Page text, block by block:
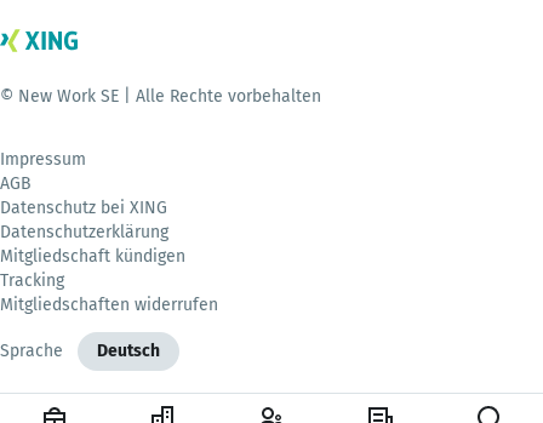
© New Work SE | Alle Rechte vorbehalten
Impressum
AGB
Datenschutz bei XING
Datenschutzerklärung
Mitgliedschaft kündigen
Tracking
Mitgliedschaften widerrufen
Sprache Deutsch